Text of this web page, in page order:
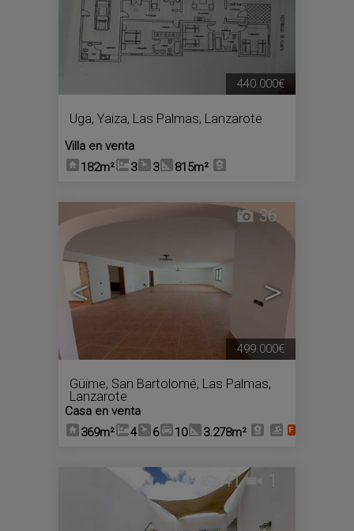
Uga, Yaiza, Las Palmas, Lanzarote
Villa en venta
182m²
3 3 815m²
440.000€
< >
36
Güime, San Bartolomé, Las Palmas,
Lanzarote
Casa en venta
369m²
4 6 10 3.278m²
499.000€
41 1